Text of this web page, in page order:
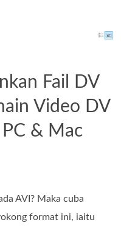
Fail DV
Video DV
& Mac
AVI? Maka cuba
format ini, iaitu